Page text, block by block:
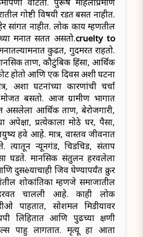
वाटतो. पुरूष महिलांप्रमाणे
गोष्टी विषयी रडत बसत नाहीत.
सांगत नाहीत. लोक काय म्हणतील
मनात सतत असतो.cruelty to
कुढत, गुदमरत राहतो.
ताण, कौटुंबिक हिंसा, आर्थिक
होतो आणि एक दिवस अशी घटना
अशा घटनांच्या कारणांची चर्चा
मोजत बसतो. आज ग्रामीण भागात
असलेला आर्थिक ताण, बेरोजगारी,
अपेक्षा, प्रत्येकाला मोठे घर, पैसा,
हवे आहे. मात्र, वास्तव जीवनात
त्यातून न्यूनगंड, चिडचिड, संताप
घडते. मानसिक संतुलन हरवलेला
दुसèयाचाही जिव घेण्यापर्यंत क्रुर
शोकांतिका म्हणजे समाजातील
चालली आहे. काही लोक
पाहतात, सोशमल मिडीयावर
लिहितात आणि पुढच्या क्षणी
पाहु लागतात. मृत्यू हा आता